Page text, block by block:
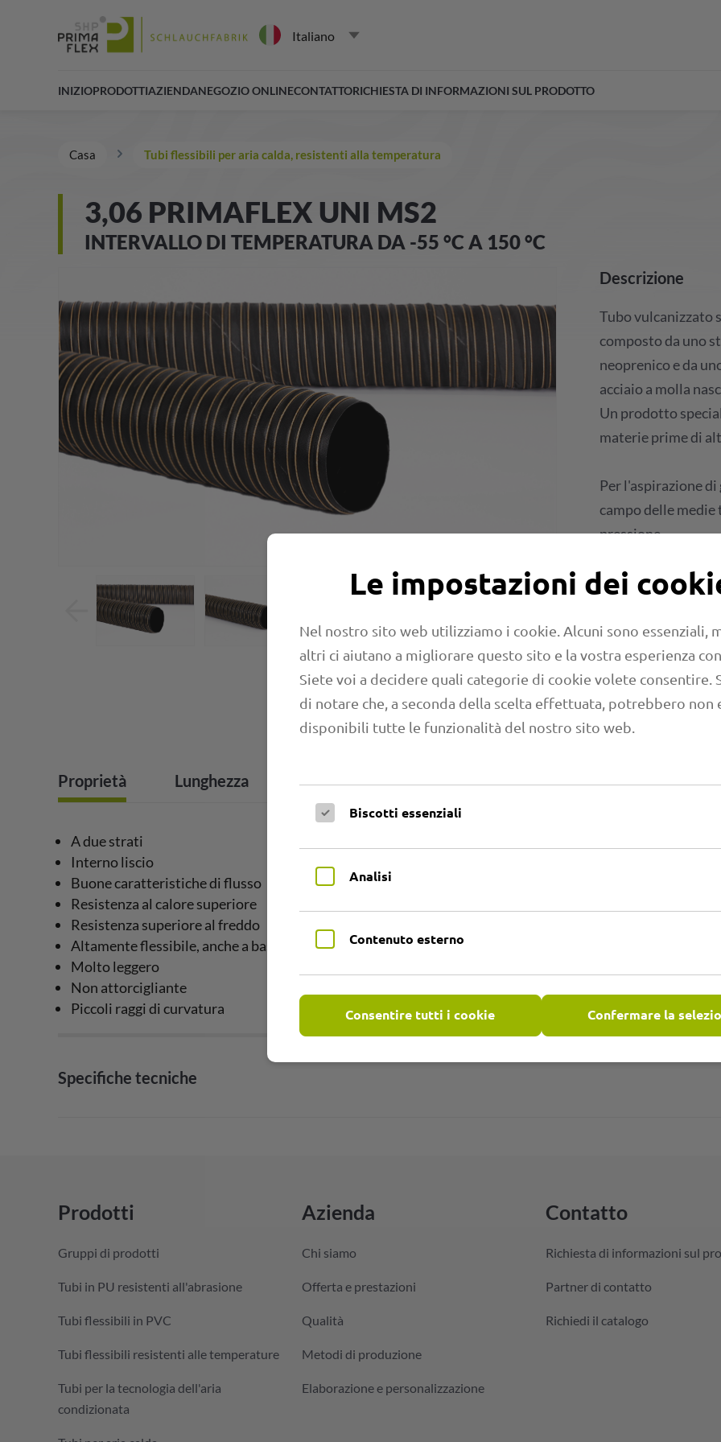
Italiano
INIZIOPRODOTTIAZIENDANEGOZIO ONLINECONTATTORICHIESTA DI INFORMAZIONI SUL PRODOTTO
Casa Tubi flessibili per aria calda, resistenti alla temperatura
3,06 PRIMAFLEX UNI MS2
INTERVALLO DI TEMPERATURA DA -55 °C A 150 °C
Descrizione
Tubo vulcanizzato
composto da uno
neoprenico e da
acciaio a molla
Un prodotto
materie prime di
Per l'aspirazione
campo delle
pressione.
Richiesta
Foglio di
Proprietà Lunghezza Campi di applicazione Ulteriori informazioni
A due strati
Interno liscio
Buone caratteristiche di flusso
Resistenza al calore superiore
Resistenza superiore al freddo
Altamente flessibile, anche a basse temperature
Molto leggero
Non attorcigliante
Piccoli raggi di curvatura
Specifiche tecniche
Prodotti
Gruppi di prodotti
Tubi in PU resistenti all'abrasione
Tubi flessibili in PVC
Tubi flessibili resistenti alle temperature
Tubi per la tecnologia dell'aria
condizionata
Azienda
Chi siamo
Offerta e prestazioni
Qualità
Metodi di produzione
Elaborazione e personalizzazione
Contatto
Richiesta di informazioni sul
Partner di contatto
Richiedi il catalogo
Le impostazioni dei
Nel nostro sito web utilizziamo i cookie. Alcuni sono essenziali,
altri ci aiutano a migliorare questo sito e la vostra esperienza
Siete voi a decidere quali categorie di cookie volete consentire.
di notare che, a seconda della scelta effettuata, potrebbero non
disponibili tutte le funzionalità del nostro sito web.
Biscotti essenziali
Analisi
Contenuto esterno
Consentire tutti i cookie Confermare la